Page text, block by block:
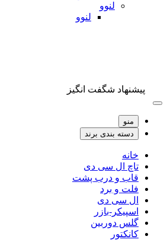
لنوو
لنوو
پیشنهاد شگفت انگیز
منو
دسته بندی برند
خانه
تاچ ال سی دی
قاب و درب پشت
فلت و برد
ال سی دی
اسپیکر-بازر
گلس دوربین
کانکتور